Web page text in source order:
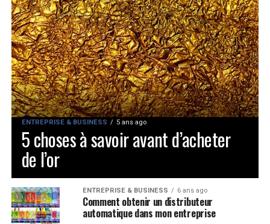
ENTREPRISE & BUSINESS 5 ans ago
5 choses à savoir avant d’acheter
de l’or
ENTREPRISE & BUSINESS 6 ans ago
Comment obtenir un distributeur
automatique dans mon entreprise